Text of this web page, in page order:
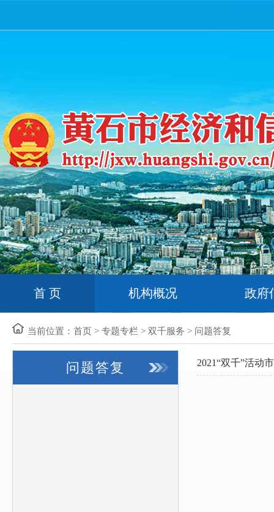
首 页 机构概况 政府
当前位置： 首页 > 专题专栏 > 双千服务 > 问题答复
问题答复 2021“双千”活动